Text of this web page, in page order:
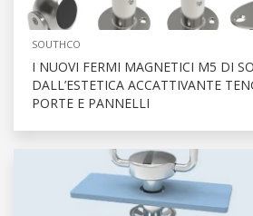
SOUTHCO
I NUOVI FERMI MAGNETICI M5 DI
DALL’ESTETICA ACCATTIVANTE
PORTE E PANNELLI